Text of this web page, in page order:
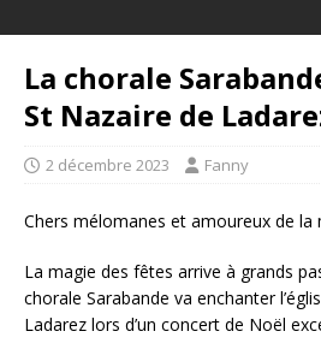
La chorale
St Nazaire de
2 décembre 2023 Fanny
Chers mélomanes et amoureux de la
La magie des fêtes arrive à grands
chorale Sarabande va enchanter
Ladarez lors d’un concert de Noël